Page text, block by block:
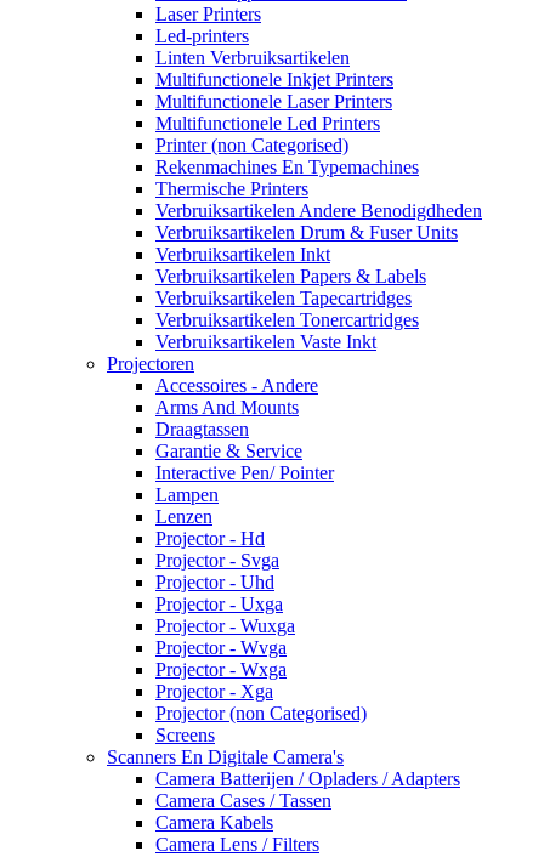
Laser Printers
Led-printers
Linten Verbruiksartikelen
Multifunctionele Inkjet Printers
Multifunctionele Laser Printers
Multifunctionele Led Printers
Printer (non Categorised)
Rekenmachines En Typemachines
Thermische Printers
Verbruiksartikelen Andere Benodigdheden
Verbruiksartikelen Drum & Fuser Units
Verbruiksartikelen Inkt
Verbruiksartikelen Papers & Labels
Verbruiksartikelen Tapecartridges
Verbruiksartikelen Tonercartridges
Verbruiksartikelen Vaste Inkt
Projectoren
Accessoires - Andere
Arms And Mounts
Draagtassen
Garantie & Service
Interactive Pen/ Pointer
Lampen
Lenzen
Projector - Hd
Projector - Svga
Projector - Uhd
Projector - Uxga
Projector - Wuxga
Projector - Wvga
Projector - Wxga
Projector - Xga
Projector (non Categorised)
Screens
Scanners En Digitale Camera's
Camera Batterijen / Opladers / Adapters
Camera Cases / Tassen
Camera Kabels
Camera Lens / Filters